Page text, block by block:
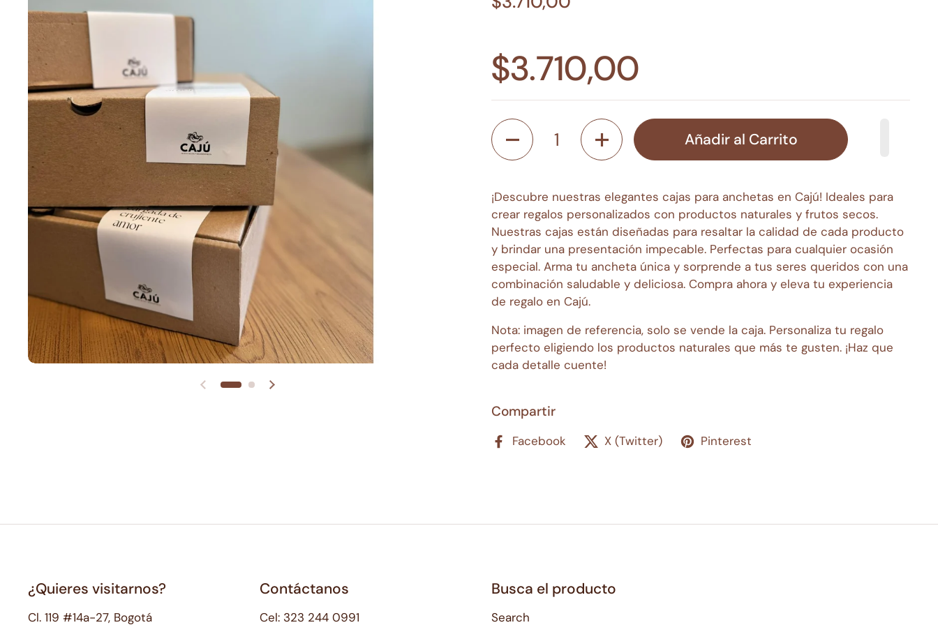
$3.710,00
Cantidad
Añadir al Carrito
¡Descubre nuestras elegantes cajas para anchetas en Cajú! Ideales para
crear regalos personalizados con productos naturales y frutos secos.
Nuestras cajas están diseñadas para resaltar la calidad de cada producto
y brindar una presentación impecable. Perfectas para cualquier ocasión
especial. Arma tu ancheta única y sorprende a tus seres queridos con una
combinación saludable y deliciosa. Compra ahora y eleva tu experiencia
de regalo en Cajú.
Nota: imagen de referencia, solo se vende la caja. Personaliza tu regalo
perfecto eligiendo los productos naturales que más te gusten. ¡Haz que
cada detalle cuente!
Compartir
Facebook X (Twitter) Pinterest
¿Quieres visitarnos?
Cl. 119 #14a-27, Bogotá
Contáctanos
Cel: 323 244 0991
Busca el producto
Search